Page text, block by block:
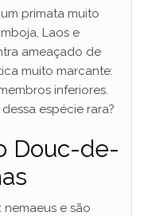
primata muito
Laos e
ameaçado de
muito marcante:
inferiores.
espécie rara?
Douc-de-
e são